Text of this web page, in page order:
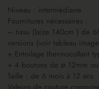
Niveau : intermédiaire
Fournitures nécessaires :
– tissu (laize 140cm ) de
versions (voir tableau
+ Entoilage thermocollant
+ 4 boutons de ⌀ 12mm
Taille : de 6 mois à 12 ans